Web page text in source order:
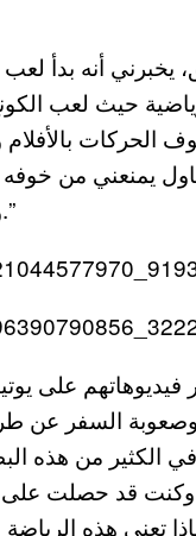
يخبرني أنه
الرياضية حيث
الحركات
يمنعني من
والقفز قبل ما أعرف شو يعني باركور.”
فيديوهاتهم على
وصعوبة السفر عن
الكثير من هذه
قد حصلت على
هذه الرياضة